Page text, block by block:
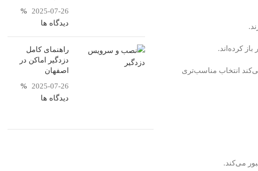
کرده‌اند.
انتخاب مناسب‌تری
می‌کند.
2025-07-26
%
دیدگاه ها
راهنمای کامل
دزدگیر اماکن در
اصفهان
2025-07-26
%
دیدگاه ها